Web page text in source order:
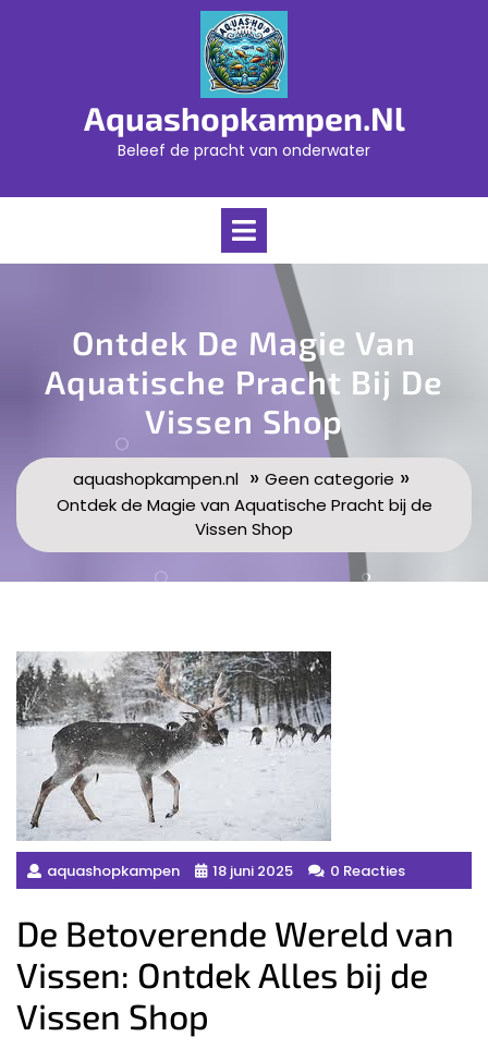
Aquashopkampen.nl
Beleef de pracht van onderwater
Open
Ontdek De Magie Van
Aquatische Pracht Bij De
Vissen Shop
aquashopkampen.nl » Geen categorie »
Ontdek de Magie van Aquatische Pracht bij de
Vissen Shop
aquashopkampen 18 juni 2025 0 Reacties
De Betoverende Wereld van
Vissen: Ontdek Alles bij de
Vissen Shop